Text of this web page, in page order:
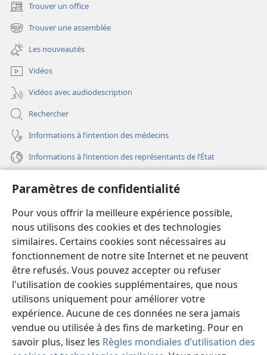
Paramètres de confidentialité
Pour vous offrir la meilleure expérience possible,
nous utilisons des cookies et des technologies
similaires. Certains cookies sont nécessaires au
fonctionnement de notre site Internet et ne peuvent
être refusés. Vous pouvez accepter ou refuser
l'utilisation de cookies supplémentaires, que nous
utilisons uniquement pour améliorer votre
expérience. Aucune de ces données ne sera jamais
vendue ou utilisée à des fins de marketing. Pour en
savoir plus, lisez les Règles mondiales d’utilisation des
Trouver un office
(ouvre
une
nouvelle
fenêtre)
Trouver une assemblée
(ouvre
une
nouvelle
fenêtre)
Les nouveautés
Vidéos
Vidéos avec audiodescription
Rechercher
Informations à l’intention des médecins
Informations à l’intention des représentants de l’État
(ouvre
une
nouvelle
fenêtre)
Bibliothèque en ligne
(ouvre
une
nouvelle
fenêtre)
JW Hub®
(ouvre
une
nouvelle
fenêtre)
JW Library
Watchtower Library